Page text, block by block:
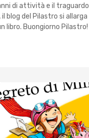
di attività e il
blog del Pilastro si allarga
libro. Buongiorno